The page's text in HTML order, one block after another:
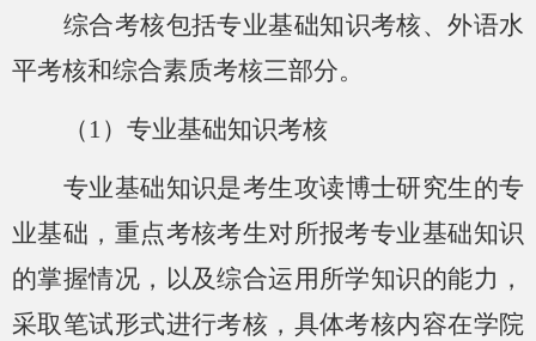
综合考核包括专业基础知识考核、外语水
平考核和综合素质考核三部分。
（ 1） 专业基础知识考核
专业基础知识是考生攻读博士研究生的专
业基础，重点考核考生对所报考专业基础知识
的掌握情况，以及综合运用所学知识的能力，
采取笔试形式进行考核，具体考核内容在学院